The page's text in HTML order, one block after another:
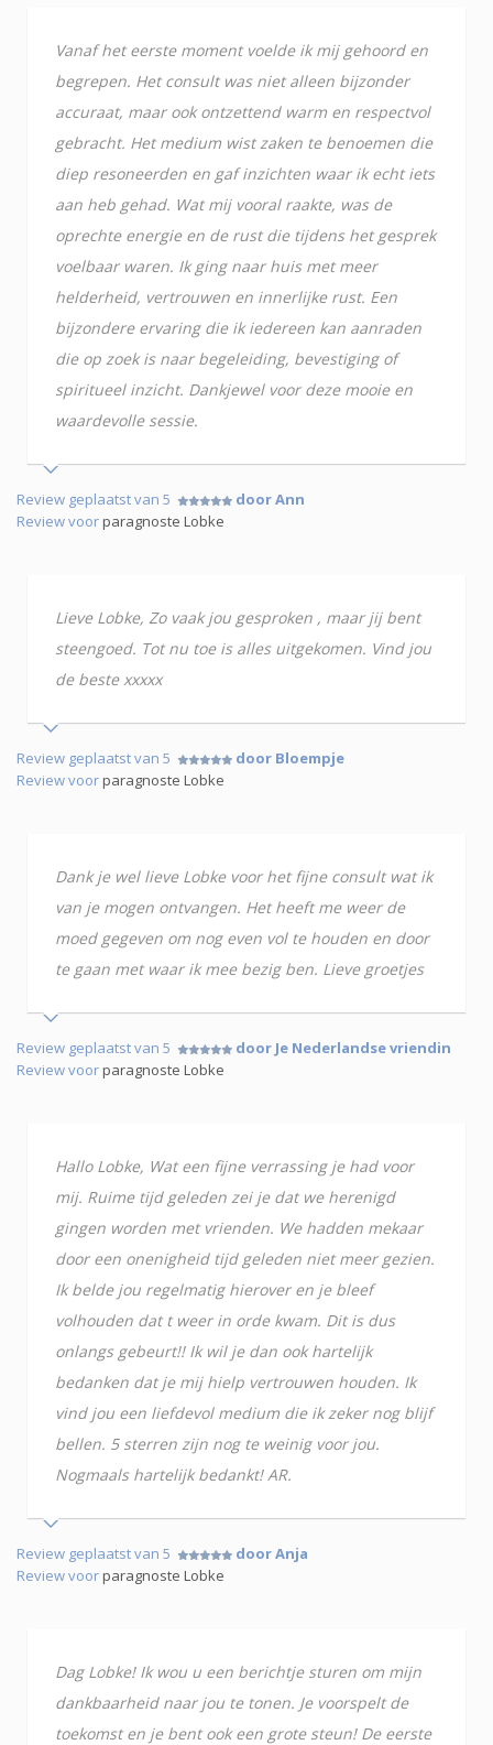
Vanaf het eerste moment voelde ik mij gehoord en
begrepen. Het consult was niet alleen bijzonder
accuraat, maar ook ontzettend warm en respectvol
gebracht. Het medium wist zaken te benoemen die
diep resoneerden en gaf inzichten waar ik echt iets
aan heb gehad. Wat mij vooral raakte, was de
oprechte energie en de rust die tijdens het gesprek
voelbaar waren. Ik ging naar huis met meer
helderheid, vertrouwen en innerlijke rust. Een
bijzondere ervaring die ik iedereen kan aanraden
die op zoek is naar begeleiding, bevestiging of
spiritueel inzicht. Dankjewel voor deze mooie en
waardevolle sessie.
Review geplaatst van 5
door Ann
Review voorparagnoste Lobke
Lieve Lobke, Zo vaak jou gesproken , maar jij bent
steengoed. Tot nu toe is alles uitgekomen. Vind jou
de beste xxxxx
Review geplaatst van 5
door Bloempje
Review voorparagnoste Lobke
Dank je wel lieve Lobke voor het fijne consult wat ik
van je mogen ontvangen. Het heeft me weer de
moed gegeven om nog even vol te houden en door
te gaan met waar ik mee bezig ben. Lieve groetjes
Review geplaatst van 5
door Je Nederlandse vriendin
Review voorparagnoste Lobke
Hallo Lobke, Wat een fijne verrassing je had voor
mij. Ruime tijd geleden zei je dat we herenigd
gingen worden met vrienden. We hadden mekaar
door een onenigheid tijd geleden niet meer gezien.
Ik belde jou regelmatig hierover en je bleef
volhouden dat t weer in orde kwam. Dit is dus
onlangs gebeurt!! Ik wil je dan ook hartelijk
bedanken dat je mij hielp vertrouwen houden. Ik
vind jou een liefdevol medium die ik zeker nog blijf
bellen. 5 sterren zijn nog te weinig voor jou.
Nogmaals hartelijk bedankt! AR.
Review geplaatst van 5
door Anja
Review voorparagnoste Lobke
Dag Lobke! Ik wou u een berichtje sturen om mijn
dankbaarheid naar jou te tonen. Je voorspelt de
toekomst en je bent ook een grote steun! De eerste